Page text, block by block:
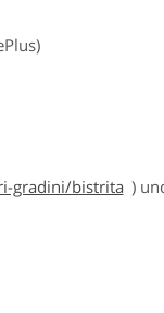
gradini/bistrita )